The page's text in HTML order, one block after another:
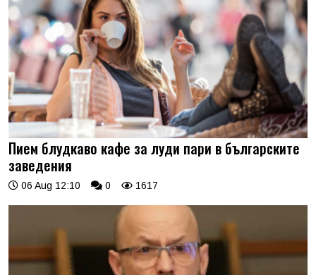
Пием блудкаво кафе за луди пари в българските
заведения
06 Aug 12:10 0 1617